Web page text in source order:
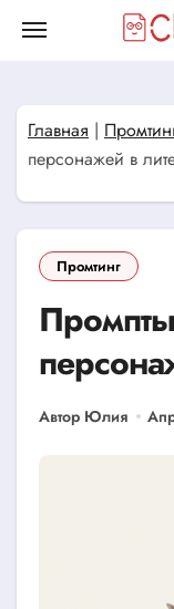
Главная |
персонажей в
Промтинг
Автор Юлия